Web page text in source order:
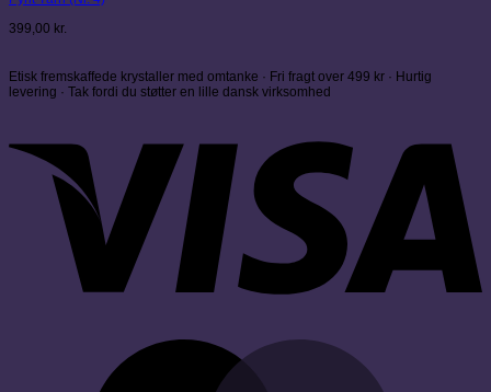
399,00 kr.
Etisk fremskaffede krystaller med omtanke · Fri fragt over 499 kr · Hurtig
levering · Tak fordi du støtter en lille dansk virksomhed